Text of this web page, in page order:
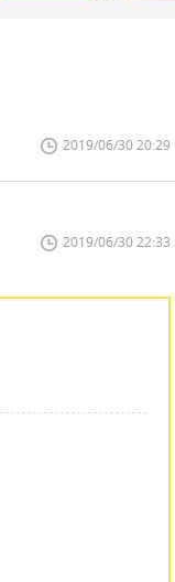
2019/06/30 20:29
2019/06/30 22:33